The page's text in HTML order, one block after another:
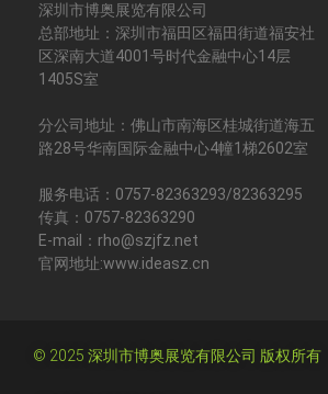
深圳市博奥展览有限公司
总部地址：深圳市福田区福田街道福安社
区深南大道4001号时代金融中心14层
1405S室
分公司地址：佛山市南海区桂城街道海五
路28号华南国际金融中心4幢1梯2602室
服务电话：0757-82363293/82363295
传真：0757-82363290
E-mail：rho@szjfz.net
官网地址:www.ideasz.cn
© 2025 深圳市博奥展览有限公司 版权所有